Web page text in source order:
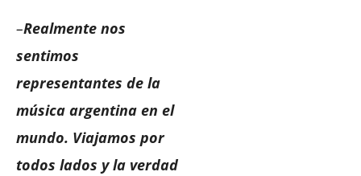
–Realmente nos
sentimos
representantes de la
música argentina en el
mundo. Viajamos por
todos lados y la verdad